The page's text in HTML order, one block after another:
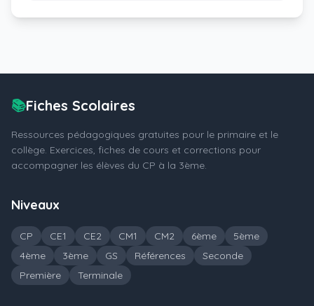
📚Fiches Scolaires
Ressources pédagogiques gratuites pour le primaire et le
collège. Exercices, fiches de cours et corrections pour
accompagner les élèves du CP à la 3ème.
Niveaux
CP CE1 CE2 CM1 CM2 6ème
5ème
4ème
3ème GS Références
Seconde
Première
Terminale